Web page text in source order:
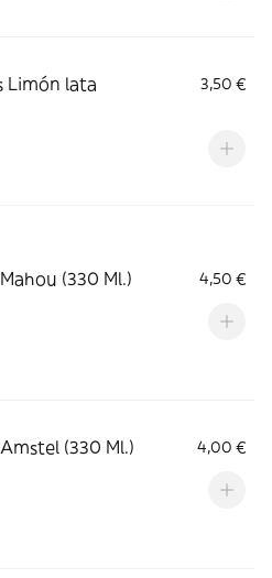
Limón lata
3,50 €
(330 Ml.) 4,50 €
(330 Ml.) 4,00 €